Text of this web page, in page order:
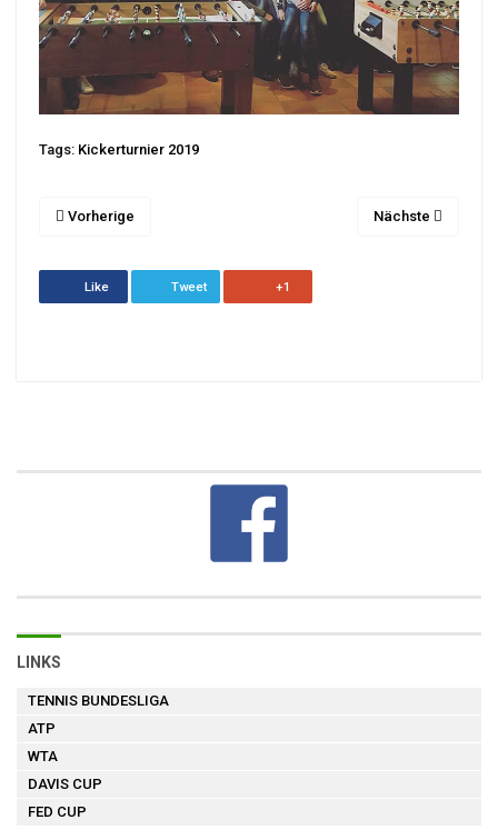
Tags: Kickerturnier 2019
Vorherige Nächste
Like Tweet +1
LINKS
TENNIS BUNDESLIGA
ATP
WTA
DAVIS CUP
FED CUP